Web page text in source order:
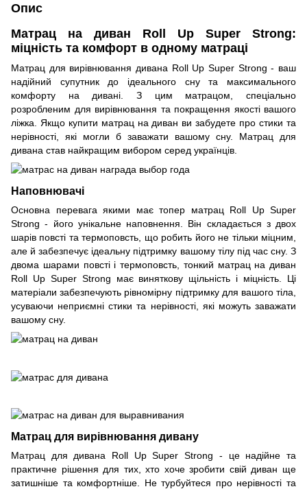
Опис
Матрац на диван Roll Up Super Strong:
міцність та комфорт в одному матраці
Матрац для вирівнювання дивана Roll Up Super Strong - ваш
надійний супутник до ідеального сну та максимального
комфорту на дивані. З цим матрацом, спеціально
розробленим для вирівнювання та покращення якості вашого
ліжка. Якщо купити матрац на диван ви забудете про стики та
нерівності, які могли б заважати вашому сну. Матрац для
дивана став найкращим вибором серед українців.
Наповнювачі
Основна перевага якими має топер матрац Roll Up Super
Strong - його унікальне наповнення. Він складається з двох
шарів повсті та термоповсть, що робить його не тільки міцним,
але й забезпечує ідеальну підтримку вашому тілу під час сну. З
двома шарами повсті і термоповсть, тонкий матрац на диван
Roll Up Super Strong має виняткову щільність і міцність. Ці
матеріали забезпечують рівномірну підтримку для вашого тіла,
усуваючи неприємні стики та нерівності, які можуть заважати
вашому сну.
Матрац для вирівнювання дивану
Матрац для дивана Roll Up Super Strong - це надійне та
практичне рішення для тих, хто хоче зробити свій диван ще
затишніше та комфортніше. Не турбуйтеся про нерівності та